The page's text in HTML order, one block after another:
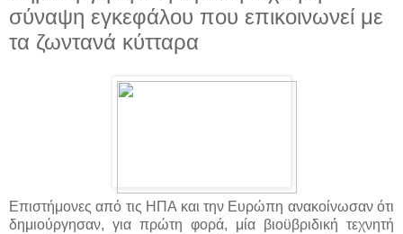
σύναψη εγκεφάλου που επικοινωνεί με
τα ζωντανά κύτταρα
Επιστήμονες από τις ΗΠΑ και την Ευρώπη ανακοίνωσαν ότι
δημιούργησαν, για πρώτη φορά, μία βιοϋβριδική τεχνητή